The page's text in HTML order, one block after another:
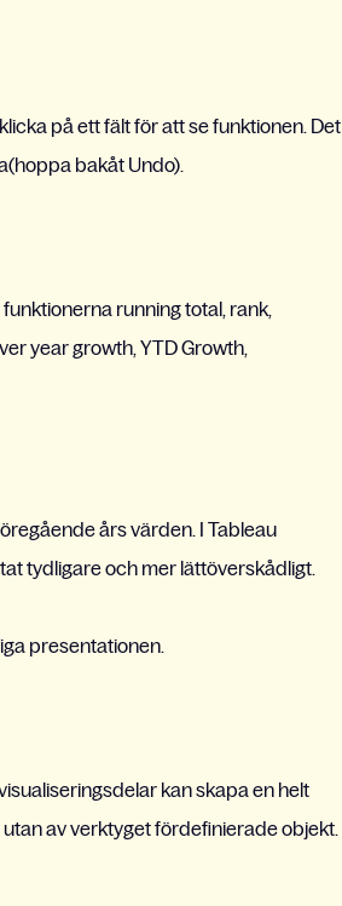
på ett fält för att se funktionen. Det
bakåt Undo).
running total, rank,
year growth, YTD Growth,
års värden. I Tableau
tydligare och mer lättöverskådligt.
presentationen.
kan skapa en helt
av verktyget fördefinierade objekt.